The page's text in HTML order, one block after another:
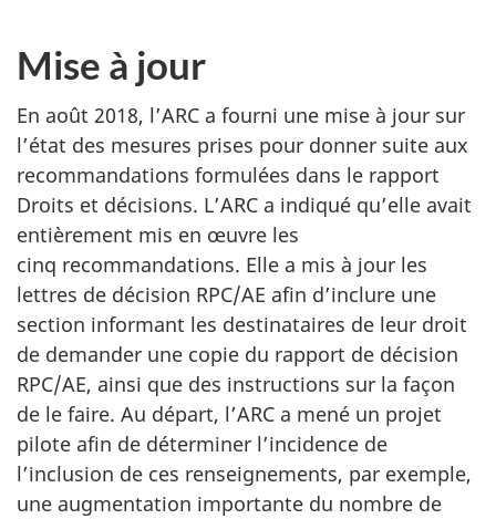
Mise à jour
En août 2018, l’ARC a fourni une mise à jour sur
l’état des mesures prises pour donner suite aux
recommandations formulées dans le rapport
Droits et décisions. L’ARC a indiqué qu’elle avait
entièrement mis en œuvre les
cinq recommandations. Elle a mis à jour les
lettres de décision RPC/AE afin d’inclure une
section informant les destinataires de leur droit
de demander une copie du rapport de décision
RPC/AE, ainsi que des instructions sur la façon
de le faire. Au départ, l’ARC a mené un projet
pilote afin de déterminer l’incidence de
l’inclusion de ces renseignements, par exemple,
une augmentation importante du nombre de